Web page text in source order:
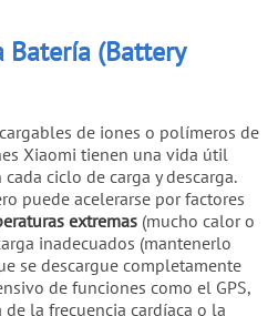
Batería (Battery
de iones o polímeros de
Xiaomi tienen una vida útil
ciclo de carga y descarga.
puede acelerarse por factores
extremas (mucho calor o
inadecuados (mantenerlo
se descargue completamente
de funciones como el GPS,
la frecuencia cardíaca o la